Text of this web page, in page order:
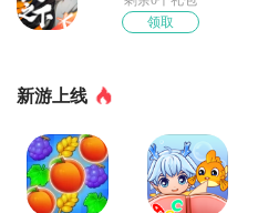
领取
新游上线